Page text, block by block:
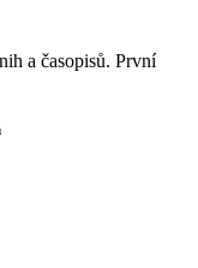
a časopisů. První